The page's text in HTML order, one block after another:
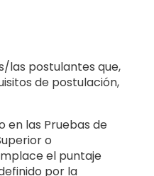
las postulantes que,
de postulación,
en las Pruebas de
o
el puntaje
por la